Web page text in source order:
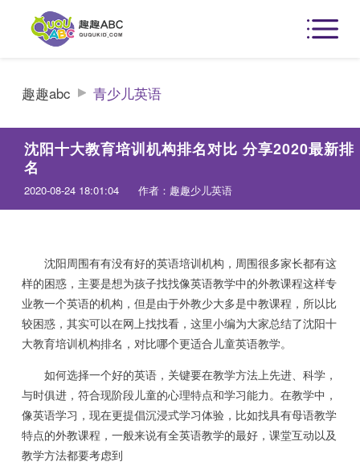
趣趣abc 青少儿英语
沈阳十大教育培训机构排名对比 分享2020最新排
名
2020-08-24 18:01:04 作者：趣趣少儿英语
沈阳周围有有没有好的英语培训机构，周围很多家长都有这
样的困惑，主要是想为孩子找找像英语教学中的外教课程这样专
业教一个英语的机构，但是由于外教少大多是中教课程，所以比
较困惑，其实可以在网上找找看，这里小编为大家总结了沈阳十
大教育培训机构排名，对比哪个更适合儿童英语教学。
如何选择一个好的英语，关键要在教学方法上先进、科学，
与时俱进，符合现阶段儿童的心理特点和学习能力。在教学中，
像英语学习，现在更提倡沉浸式学习体验，比如找具有母语教学
特点的外教课程，一般来说有全英语教学的最好，课堂互动以及
教学方法都要考虑到